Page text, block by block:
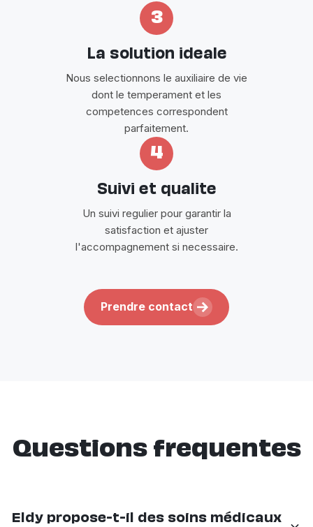
3
La solution ideale
Nous selectionnons le auxiliaire de vie
dont le temperament et les
competences correspondent
parfaitement.
4
Suivi et qualite
Un suivi regulier pour garantir la
satisfaction et ajuster
l'accompagnement si necessaire.
Prendre contact
Questions frequentes
Eldy propose-t-il des soins médicaux